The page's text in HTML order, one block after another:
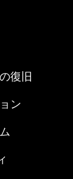
復旧
ン